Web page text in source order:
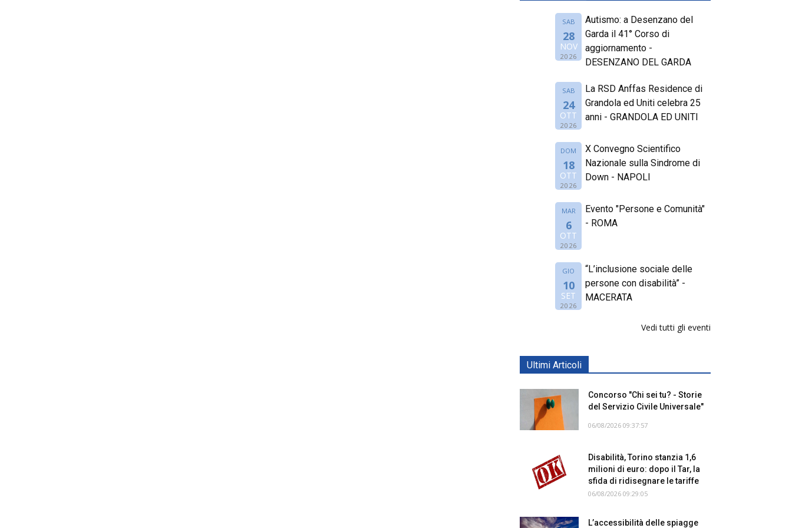
SAB
28
NOV
2026
Autismo: a Desenzano del
Garda il 41° Corso di
aggiornamento -
DESENZANO DEL GARDA
SAB
24
OTT
2026
La RSD Anffas Residence di
Grandola ed Uniti celebra 25
anni - GRANDOLA ED UNITI
DOM
18
OTT
2026
X Convegno Scientifico
Nazionale sulla Sindrome di
Down - NAPOLI
MAR
6
OTT
2026
Evento "Persone e Comunità"
- ROMA
GIO
10
SET
2026
“L’inclusione sociale delle
persone con disabilità” -
MACERATA
Vedi tutti gli eventi
Ultimi Articoli
Concorso "Chi sei tu? - Storie
del Servizio Civile Universale"
06/08/2026 09:37:57
Disabilità, Torino stanzia 1,6
milioni di euro: dopo il Tar, la
sfida di ridisegnare le tariffe
06/08/2026 09:29:05
L’accessibilità delle spiagge